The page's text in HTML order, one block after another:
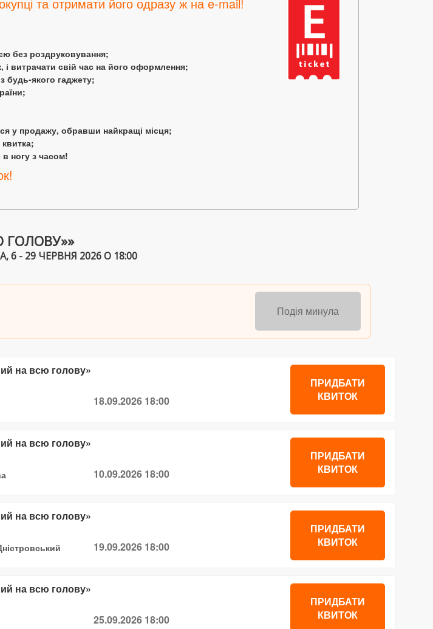
без роздруковування;
витрачати свій час на його оформлення;
будь-якого гаджету;
у продажу, обравши найкращі місця;
в ногу з часом!
- 29 ЧЕРВНЯ 2026 О 18:00
Подія минула
на всю голову»
18.09.2026 18:00
ПРИДБАТИ
КВИТОК
на всю голову»
10.09.2026 18:00
ПРИДБАТИ
КВИТОК
на всю голову»
19.09.2026 18:00
ПРИДБАТИ
КВИТОК
на всю голову»
25.09.2026 18:00
ПРИДБАТИ
КВИТОК